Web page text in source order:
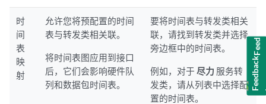
时
间
表
映
射
允许您将预配置的时间
表与转发类相关联。
将时间表图应用到接口
后，它们会影响硬件队
列和数据包时间表。
要将时间表与转发类相关
联，请找到转发类并选择
旁边框中的时间表。
例如，对于尽力 服务转
发类，请从列表中选择配
置的时间表。
Feedback